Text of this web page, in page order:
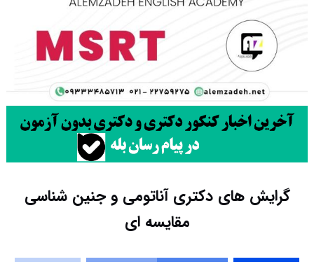
گرایش های دکتری آﻧﺎﺗﻮمی و ﺟﻨﻴﻦ ﺷﻨﺎسی
ﻣﻘﺎﻳﺴﻪ ای